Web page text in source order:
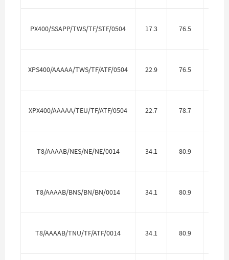
PX400/SSAPP/TWS/TF/STF/0504 17.3 76.5
XPS400/AAAAA/TWS/TF/ATF/0504 22.9 76.5
XPX400/AAAAA/TEU/TF/ATF/0504 22.7 78.7
T8/AAAAB/NES/NE/NE/0014 34.1 80.9
T8/AAAAB/BNS/BN/BN/0014 34.1 80.9
T8/AAAAB/TNU/TF/ATF/0014 34.1 80.9